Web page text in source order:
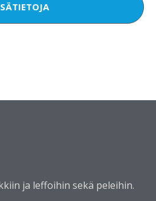
ja leffoihin sekä peleihin.